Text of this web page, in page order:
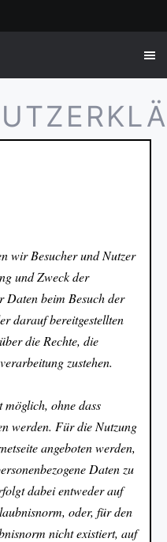
wir Besucher und Nutzer
und Zweck der
Daten beim Besuch der
darauf bereitgestellten
die Rechte, die
zustehen.
möglich, ohne dass
werden. Für die Nutzung
angeboten werden,
Daten zu
dabei entweder auf
oder, für den
nicht existiert, auf